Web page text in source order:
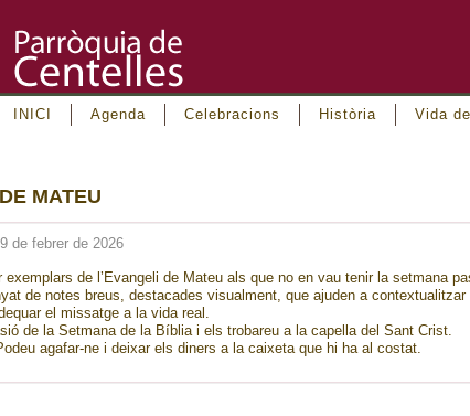
INICI Agenda Celebracions Història Vida
MATEU
de febrer de 2026
exemplars de l’Evangeli de Mateu als que no en vau tenir la setmana
de notes breus, destacades visualment, que ajuden a
el missatge a la vida real.
de la Setmana de la Bíblia i els trobareu a la capella del Sant Crist.
agafar-ne i deixar els diners a la caixeta que hi ha al costat.